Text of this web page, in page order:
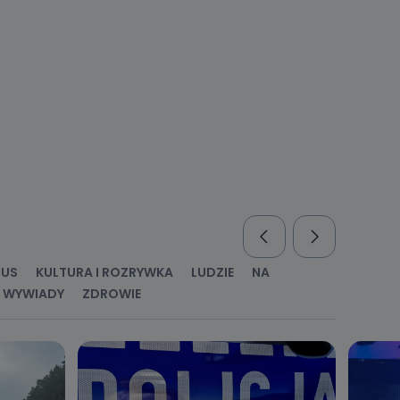
KULTURA I ROZRYWKA LUDZIE
NA
WYWIADY ZDROWIE